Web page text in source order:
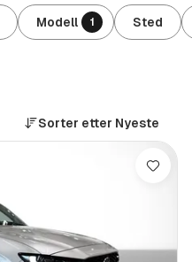
Modell 1 Sted
Sorter etter Nyeste
Lagre